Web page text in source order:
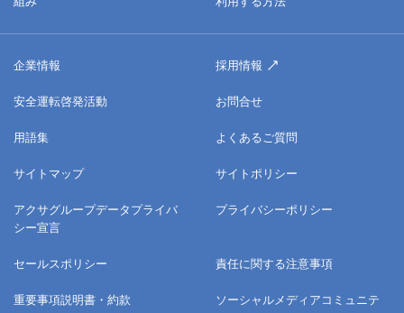
企業情報 採用情報
安全運転啓発活動 お問合せ
用語集 よくあるご質問
サイトマップ サイトポリシー
アクサグループデータプライバ
シー宣言
プライバシーポリシー
セールスポリシー 責任に関する注意事項
重要事項説明書・約款
ソーシャルメディアコミュニテ